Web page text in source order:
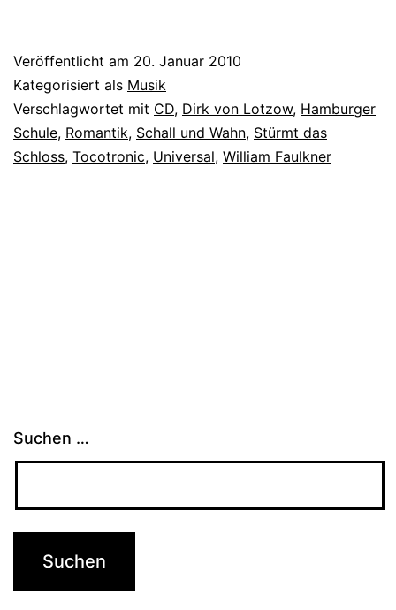
Veröffentlicht am 20. Januar 2010
Kategorisiert als Musik
Verschlagwortet mit CD, Dirk von Lotzow, Hamburger
Schule, Romantik, Schall und Wahn, Stürmt das
Schloss, Tocotronic, Universal, William Faulkner
Suchen …